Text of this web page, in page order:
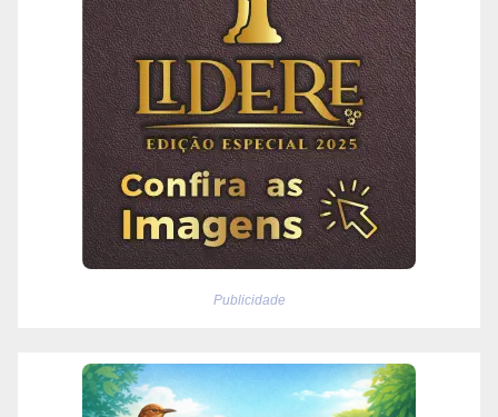
Publicidade